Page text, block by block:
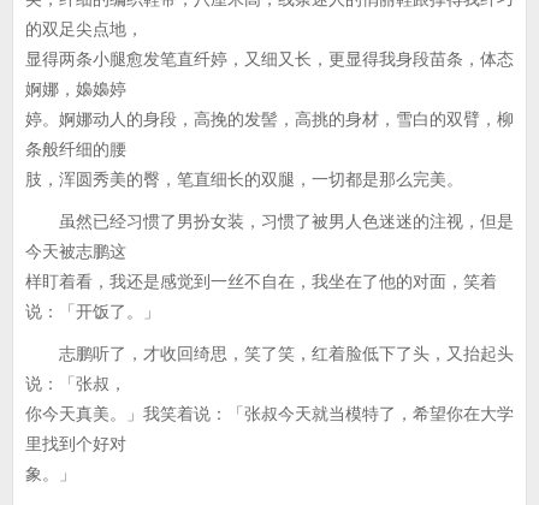
的双足尖点地，
显得两条小腿愈发笔直纤婷，又细又长，更显得我身段苗条，体态
婀娜，嬝嬝婷
婷。婀娜动人的身段，高挽的发髻，高挑的身材，雪白的双臂，柳
条般纤细的腰
肢，浑圆秀美的臀，笔直细长的双腿，一切都是那么完美。
虽然已经习惯了男扮女装，习惯了被男人色迷迷的注视，但是
今天被志鹏这
样盯着看，我还是感觉到一丝不自在，我坐在了他的对面，笑着
说：「开饭了。」
志鹏听了，才收回绮思，笑了笑，红着脸低下了头，又抬起头
说：「张叔，
你今天真美。」我笑着说：「张叔今天就当模特了，希望你在大学
里找到个好对
象。」